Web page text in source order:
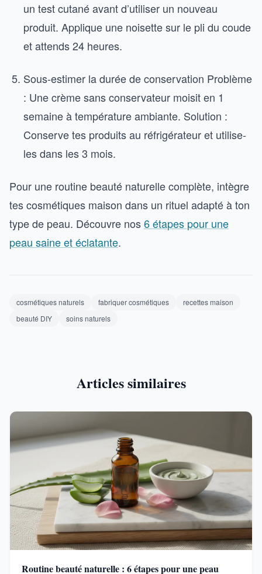
un test cutané avant d’utiliser un nouveau
produit. Applique une noisette sur le pli du coude
et attends 24 heures.
Sous-estimer la durée de conservation Problème
: Une crème sans conservateur moisit en 1
semaine à température ambiante. Solution :
Conserve tes produits au réfrigérateur et utilise-
les dans les 3 mois.
Pour une routine beauté naturelle complète, intègre
tes cosmétiques maison dans un rituel adapté à ton
type de peau. Découvre nos6 étapes pour une
peau saine et éclatante.
cosmétiques naturels fabriquer cosmétiques
recettes maison
beauté DIY
soins naturels
Articles similaires
Routine beauté naturelle : 6 étapes pour une peau